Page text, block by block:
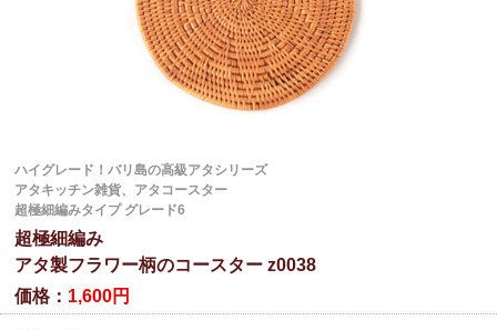
ハイグレード！バリ島の高級アタシリーズ
アタキッチン雑貨、アタコースター
超極細編みタイプ グレード6
超極細編み
アタ製フラワー柄のコースター z0038
価格： 1,600円